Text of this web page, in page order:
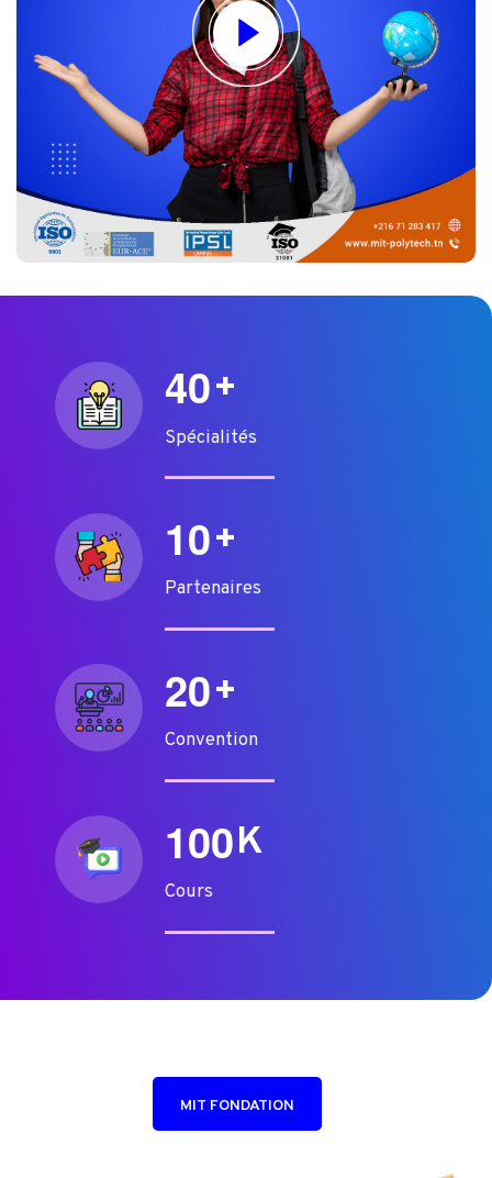
40+
Spécialités
10+
Partenaires
20+
Convention
100K
Cours
MIT FONDATION